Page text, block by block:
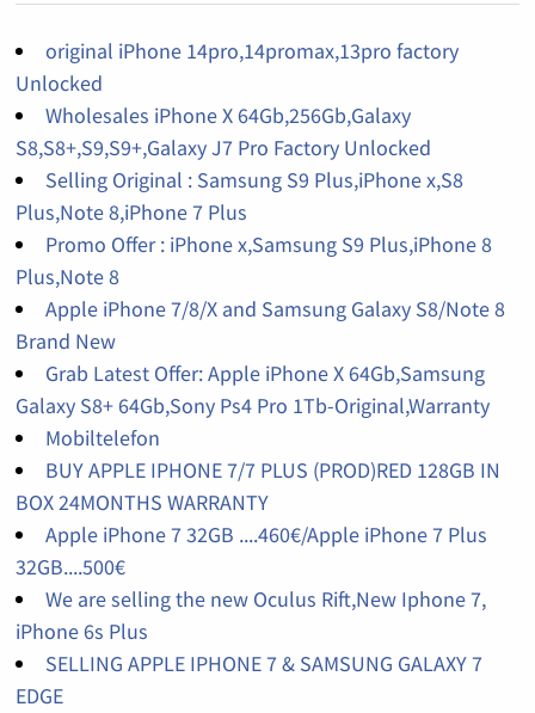
original iPhone 14pro,14promax,13pro factory
Unlocked
Wholesales iPhone X 64Gb,256Gb,Galaxy
S8,S8+,S9,S9+,Galaxy J7 Pro Factory Unlocked
Selling Original : Samsung S9 Plus,iPhone x,S8
Plus,Note 8,iPhone 7 Plus
Promo Offer : iPhone x,Samsung S9 Plus,iPhone 8
Plus,Note 8
Apple iPhone 7/8/X and Samsung Galaxy S8/Note 8
Brand New
Grab Latest Offer: Apple iPhone X 64Gb,Samsung
Galaxy S8+ 64Gb,Sony Ps4 Pro 1Tb-Original,Warranty
Mobiltelefon
BUY APPLE IPHONE 7/7 PLUS (PROD)RED 128GB IN
BOX 24MONTHS WARRANTY
Apple iPhone 7 32GB ....460€/Apple iPhone 7 Plus
32GB....500€
We are selling the new Oculus Rift,New Iphone 7,
iPhone 6s Plus
SELLING APPLE IPHONE 7 & SAMSUNG GALAXY 7
EDGE